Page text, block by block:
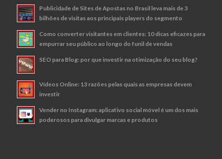
Publicidade de Sites de Apostas no Brasil leva mais de 3
bilhões de visitas aos principais players do segmento
Como converter visitantes em clientes: 10 dicas eficazes para
empurrar seu público ao longo do funil de vendas
SEO para Blog: por que investir na otimização do seu blog?
Vídeos Online: 13 razões pelas quais as empresas devem
investir
Vender no Instagram: aplicativo social móvel é um dos mais
poderosos para divulgar marcas e produtos